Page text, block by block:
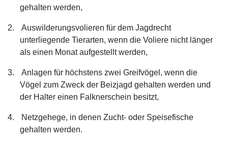
gehalten werden,
2.
Auswilderungsvolieren für dem Jagdrecht
unterliegende Tierarten, wenn die Voliere nicht länger
als einen Monat aufgestellt werden,
3.
Anlagen für höchstens zwei Greifvögel, wenn die
Vögel zum Zweck der Beizjagd gehalten werden und
der Halter einen Falknerschein besitzt,
4.
Netzgehege, in denen Zucht- oder Speisefische
gehalten werden.